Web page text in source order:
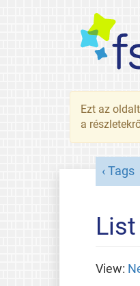
Ezt az
a
Tags
View: